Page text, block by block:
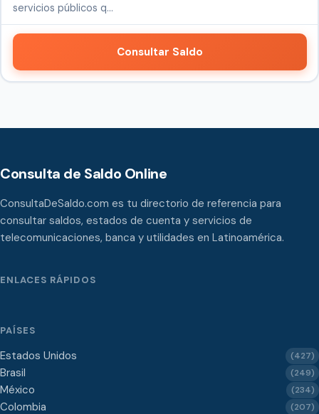
servicios públicos q…
Consultar Saldo
Consulta de Saldo Online
ConsultaDeSaldo.com es tu directorio de referencia para
consultar saldos, estados de cuenta y servicios de
telecomunicaciones, banca y utilidades en Latinoamérica.
ENLACES RÁPIDOS
PAÍSES
Estados Unidos (427)
Brasil (249)
México (234)
Colombia (207)